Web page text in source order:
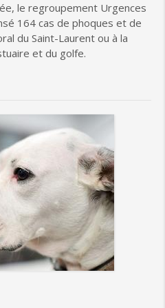
le regroupement Urgences
164 cas de phoques et de
du Saint-Laurent ou à la
et du golfe.